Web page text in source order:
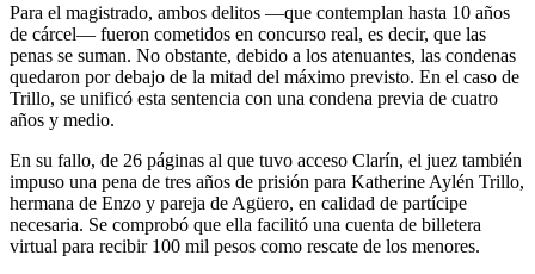
Para el magistrado, ambos delitos —que contemplan hasta 10 años
de cárcel— fueron cometidos en concurso real, es decir, que las
penas se suman. No obstante, debido a los atenuantes, las condenas
quedaron por debajo de la mitad del máximo previsto. En el caso de
Trillo, se unificó esta sentencia con una condena previa de cuatro
años y medio.
En su fallo, de 26 páginas al que tuvo acceso Clarín, el juez también
impuso una pena de tres años de prisión para Katherine Aylén Trillo,
hermana de Enzo y pareja de Agüero, en calidad de partícipe
necesaria. Se comprobó que ella facilitó una cuenta de billetera
virtual para recibir 100 mil pesos como rescate de los menores.